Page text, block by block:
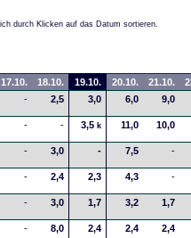
durch Klicken auf das Datum sortieren.
17.10. 18.10. 19.10. 20.10. 21.10.
- 2,5 3,0 6,0 9,0
- - 3,5 k 11,0 10,0
- 3,0 - 7,5 -
- 2,4 2,3 4,3 -
- 3,0 1,7 3,2 1,7
- 8,0 2,4 2,4 2,4